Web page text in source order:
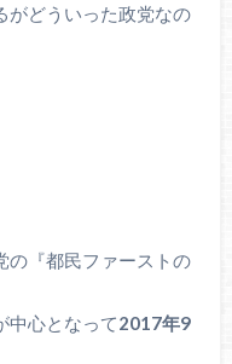
がどういった政党なの
の『都民ファーストの
中心となって2017年9